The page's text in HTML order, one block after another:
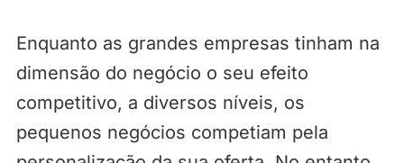
Enquanto as grandes empresas tinham na
dimensão do negócio o seu efeito
competitivo, a diversos níveis, os
pequenos negócios competiam pela